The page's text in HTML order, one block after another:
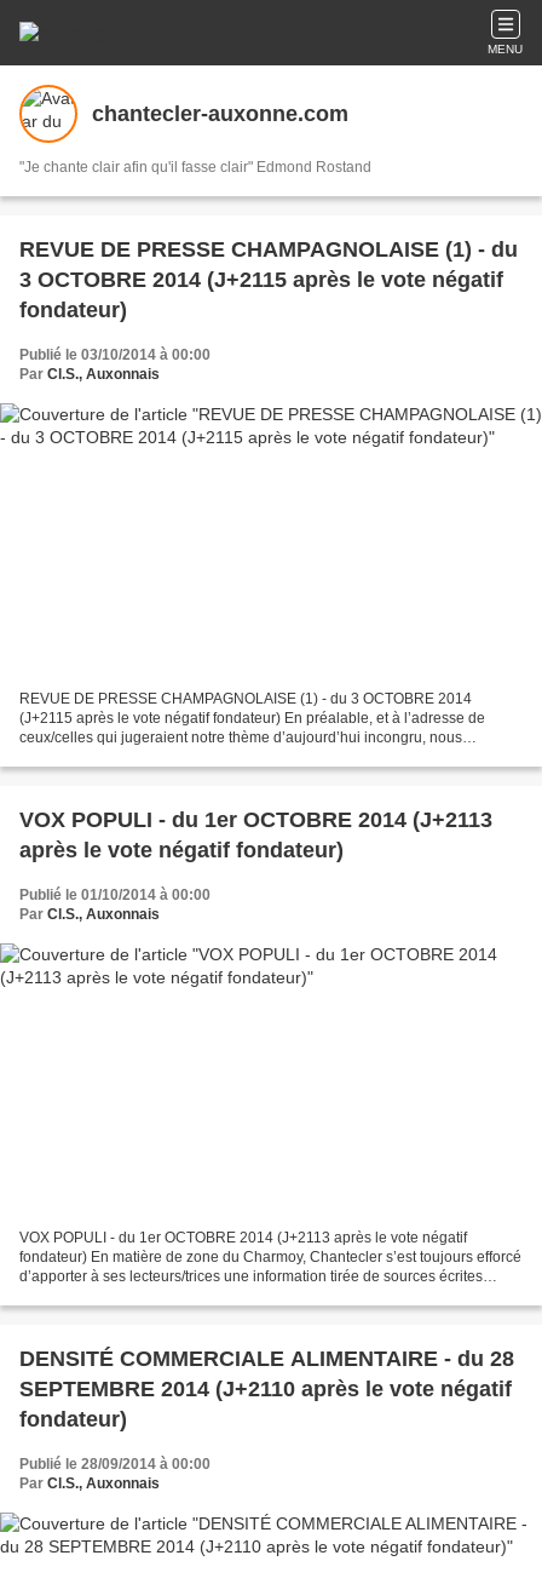
MENU
chantecler-auxonne.com
"Je chante clair afin qu'il fasse clair" Edmond Rostand
REVUE DE PRESSE CHAMPAGNOLAISE (1) - du
3 OCTOBRE 2014 (J+2115 après le vote négatif
fondateur)
Publié le 03/10/2014 à 00:00
Par Cl.S., Auxonnais
REVUE DE PRESSE CHAMPAGNOLAISE (1) - du 3 OCTOBRE 2014
(J+2115 après le vote négatif fondateur) En préalable, et à l’adresse de
ceux/celles qui jugeraient notre thème d’aujourd’hui incongru, nous
VOX POPULI - du 1er OCTOBRE 2014 (J+2113
après le vote négatif fondateur)
Publié le 01/10/2014 à 00:00
Par Cl.S., Auxonnais
VOX POPULI - du 1er OCTOBRE 2014 (J+2113 après le vote négatif
fondateur) En matière de zone du Charmoy, Chantecler s’est toujours efforcé
d’apporter à ses lecteurs/trices une information tirée de sources écrites
DENSITÉ COMMERCIALE ALIMENTAIRE - du 28
SEPTEMBRE 2014 (J+2110 après le vote négatif
fondateur)
Publié le 28/09/2014 à 00:00
Par Cl.S., Auxonnais